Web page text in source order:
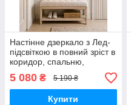
Настінне дзеркало з Лед-
підсвіткою в повний зріст в
коридор, спальню,
60х170 см в тонкій рамі
МДФ, білий
5 080 ₴ 5 190 ₴
Купити